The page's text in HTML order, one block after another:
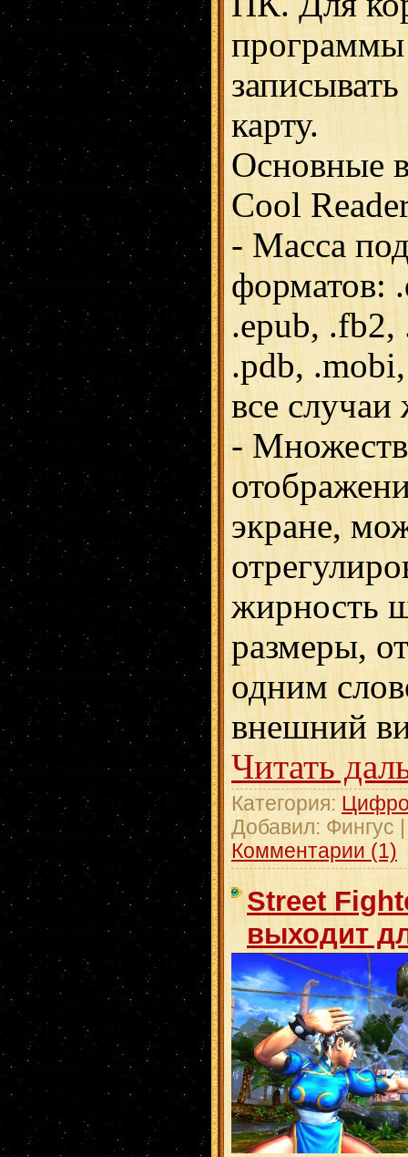
карту.
Основные
Cool
- Масса
форматов:
.epub,
.pdb,
все
-
экране,
жирность
размеры,
одним
внешний
Читать
Категория:
Добавил: Фингус
Комментарии (1)
Street
выходит